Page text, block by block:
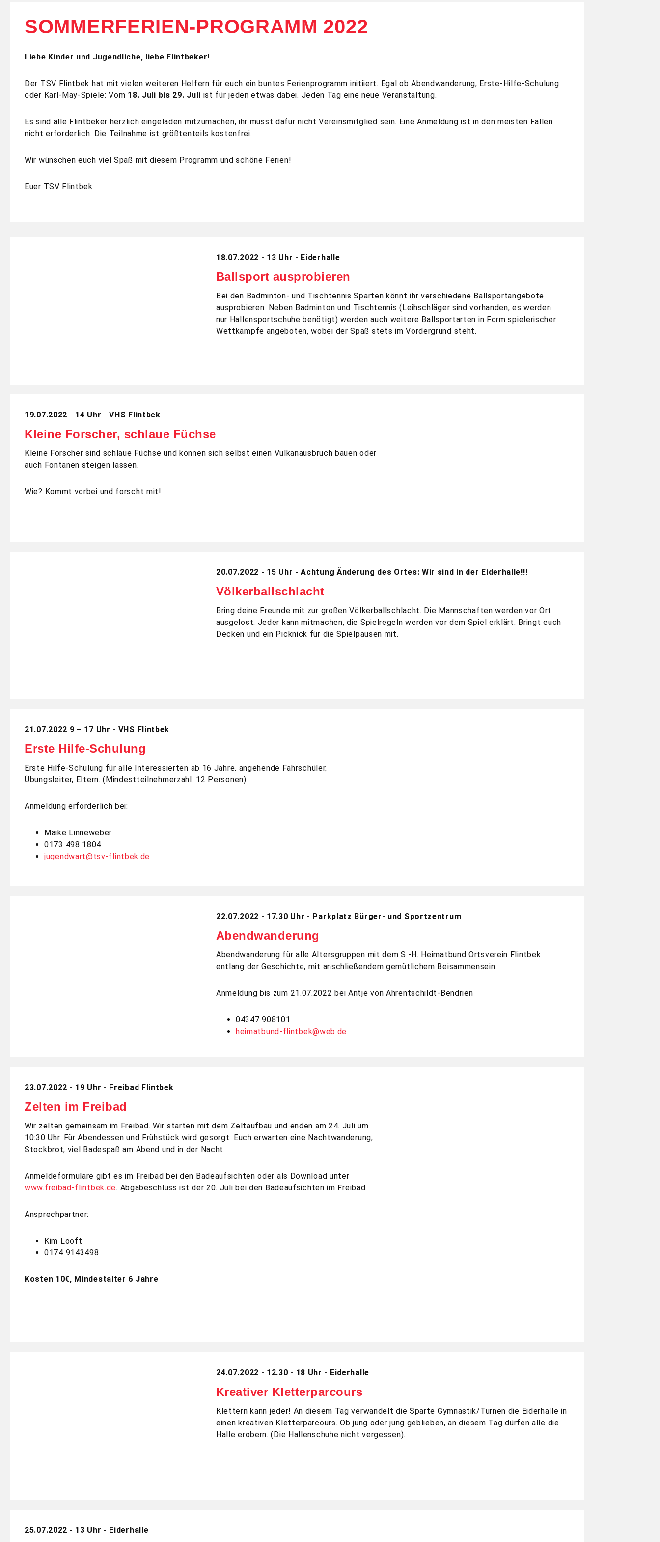
SOMMERFERIEN-PROGRAMM 2022
Liebe Kinder und Jugendliche, liebe Flintbeker!
Der TSV Flintbek hat mit vielen weiteren Helfern für euch ein buntes Ferienprogramm initiiert. Egal ob Abendwanderung, Erste-Hilfe-Schulung
oder Karl-May-Spiele: Vom 18. Juli bis 29. Juli ist für jeden etwas dabei. Jeden Tag eine neue Veranstaltung.
Es sind alle Flintbeker herzlich eingeladen mitzumachen, ihr müsst dafür nicht Vereinsmitglied sein. Eine Anmeldung ist in den meisten Fällen
nicht erforderlich. Die Teilnahme ist größtenteils kostenfrei.
Wir wünschen euch viel Spaß mit diesem Programm und schöne Ferien!
Euer TSV Flintbek
18.07.2022 - 13 Uhr - Eiderhalle
Ballsport ausprobieren
Bei den Badminton- und Tischtennis Sparten könnt ihr verschiedene Ballsportangebote
ausprobieren. Neben Badminton und Tischtennis (Leihschläger sind vorhanden, es werden
nur Hallensportschuhe benötigt) werden auch weitere Ballsportarten in Form spielerischer
Wettkämpfe angeboten, wobei der Spaß stets im Vordergrund steht.
19.07.2022 - 14 Uhr - VHS Flintbek
Kleine Forscher, schlaue Füchse
Kleine Forscher sind schlaue Füchse und können sich selbst einen Vulkanausbruch bauen oder
auch Fontänen steigen lassen.
Wie? Kommt vorbei und forscht mit!
20.07.2022 - 15 Uhr - Achtung Änderung des Ortes: Wir sind in der Eiderhalle!!!
Völkerballschlacht
Bring deine Freunde mit zur großen Völkerballschlacht. Die Mannschaften werden vor Ort
ausgelost. Jeder kann mitmachen, die Spielregeln werden vor dem Spiel erklärt. Bringt euch
Decken und ein Picknick für die Spielpausen mit.
21.07.2022 9 – 17 Uhr - VHS Flintbek
Erste Hilfe-Schulung
Erste Hilfe-Schulung für alle Interessierten ab 16 Jahre, angehende Fahrschüler,
Übungsleiter, Eltern. (Mindestteilnehmerzahl: 12 Personen)
Anmeldung erforderlich bei:
Maike Linneweber
0173 498 1804
jugendwart@tsv-flintbek.de
22.07.2022 - 17.30 Uhr - Parkplatz Bürger- und Sportzentrum
Abendwanderung
Abendwanderung für alle Altersgruppen mit dem S.-H. Heimatbund Ortsverein Flintbek
entlang der Geschichte, mit anschließendem gemütlichem Beisammensein.
Anmeldung bis zum 21.07.2022 bei Antje von Ahrentschildt-Bendrien
04347 908101
heimatbund-flintbek@web.de
23.07.2022 - 19 Uhr - Freibad Flintbek
Zelten im Freibad
Wir zelten gemeinsam im Freibad. Wir starten mit dem Zeltaufbau und enden am 24. Juli um
10:30 Uhr. Für Abendessen und Frühstück wird gesorgt. Euch erwarten eine Nachtwanderung,
Stockbrot, viel Badespaß am Abend und in der Nacht.
Anmeldeformulare gibt es im Freibad bei den Badeaufsichten oder als Download unter
www.freibad-flintbek.de. Abgabeschluss ist der 20. Juli bei den Badeaufsichten im Freibad.
Ansprechpartner:
Kim Looft
0174 9143498
Kosten 10€, Mindestalter 6 Jahre
24.07.2022 - 12.30 - 18 Uhr - Eiderhalle
Kreativer Kletterparcours
Klettern kann jeder! An diesem Tag verwandelt die Sparte Gymnastik/Turnen die Eiderhalle in
einen kreativen Kletterparcours. Ob jung oder jung geblieben, an diesem Tag dürfen alle die
Halle erobern. (Die Hallenschuhe nicht vergessen).
25.07.2022 - 13 Uhr - Eiderhalle